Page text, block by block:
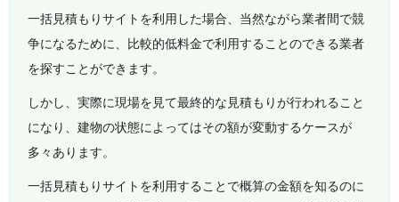
一括見積もりサイトを利用した場合、当然ながら業者間で競
争になるために、比較的低料金で利用することのできる業者
を探すことができます。
しかし、実際に現場を見て最終的な見積もりが行われること
になり、建物の状態によってはその額が変動するケースが
多々あります。
一括見積もりサイトを利用することで概算の金額を知るのに